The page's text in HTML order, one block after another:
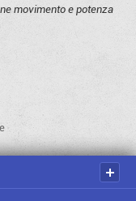
movimento e potenza